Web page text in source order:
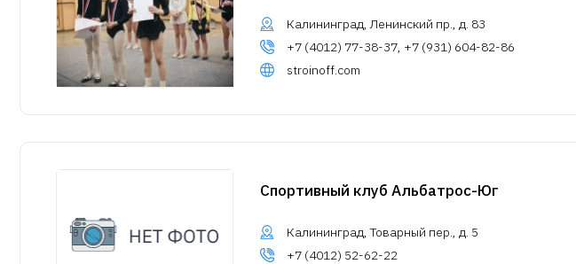
Калининград, Ленинский пр., д. 83
+7 (4012) 77-38-37, +7 (931) 604-82-86
stroinoff.com
Спортивный клуб Альбатрос-Юг
Калининград, Товарный пер., д. 5
+7 (4012) 52-62-22